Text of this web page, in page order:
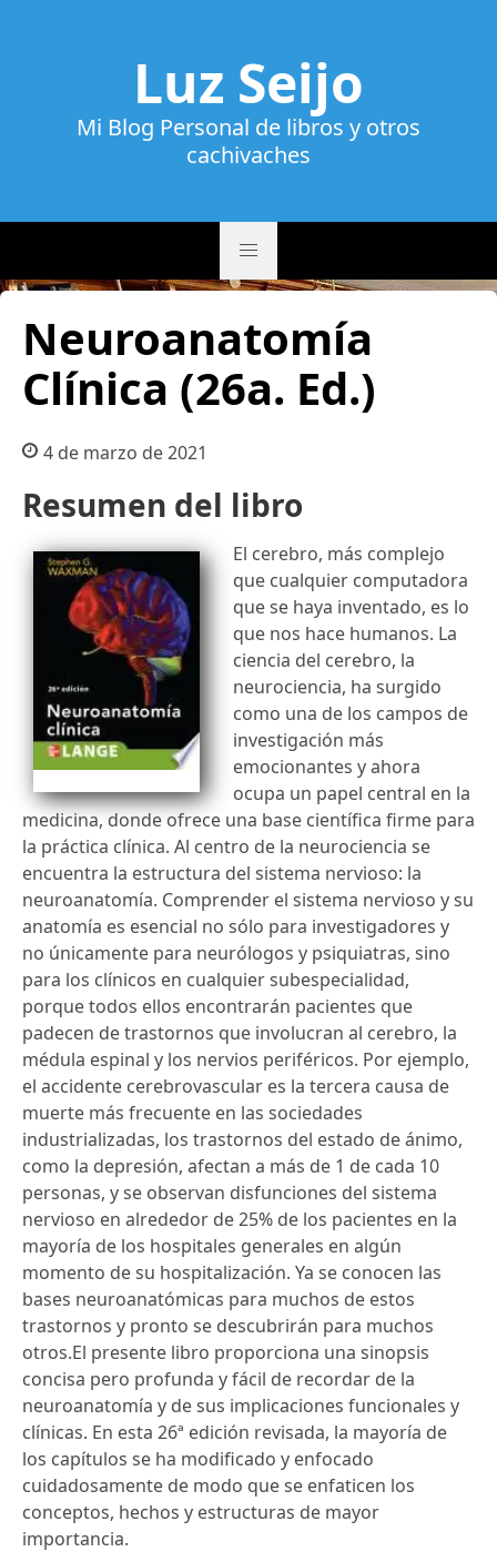
Luz Seijo
Mi Blog Personal de libros y otros
cachivaches
Neuroanatomía
Clínica (26a. Ed.)
4 de marzo de 2021
Resumen del libro
El cerebro, más complejo
que cualquier computadora
que se haya inventado, es lo
que nos hace humanos. La
ciencia del cerebro, la
neurociencia, ha surgido
como una de los campos de
investigación más
emocionantes y ahora
ocupa un papel central en la
medicina, donde ofrece una base científica firme para
la práctica clínica. Al centro de la neurociencia se
encuentra la estructura del sistema nervioso: la
neuroanatomía. Comprender el sistema nervioso y su
anatomía es esencial no sólo para investigadores y
no únicamente para neurólogos y psiquiatras, sino
para los clínicos en cualquier subespecialidad,
porque todos ellos encontrarán pacientes que
padecen de trastornos que involucran al cerebro, la
médula espinal y los nervios periféricos. Por ejemplo,
el accidente cerebrovascular es la tercera causa de
muerte más frecuente en las sociedades
industrializadas, los trastornos del estado de ánimo,
como la depresión, afectan a más de 1 de cada 10
personas, y se observan disfunciones del sistema
nervioso en alrededor de 25% de los pacientes en la
mayoría de los hospitales generales en algún
momento de su hospitalización. Ya se conocen las
bases neuroanatómicas para muchos de estos
trastornos y pronto se descubrirán para muchos
otros.El presente libro proporciona una sinopsis
concisa pero profunda y fácil de recordar de la
neuroanatomía y de sus implicaciones funcionales y
clínicas. En esta 26ª edición revisada, la mayoría de
los capítulos se ha modificado y enfocado
cuidadosamente de modo que se enfaticen los
conceptos, hechos y estructuras de mayor
importancia.